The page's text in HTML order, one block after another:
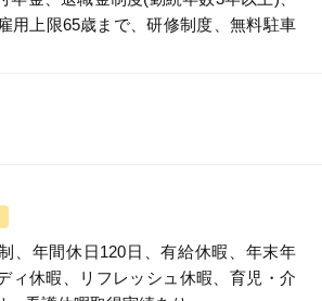
用上限65歳まで、研修制度、無料駐車
、年間休日120日、有給休暇、年末年
ィ休暇、リフレッシュ休暇、育児・介